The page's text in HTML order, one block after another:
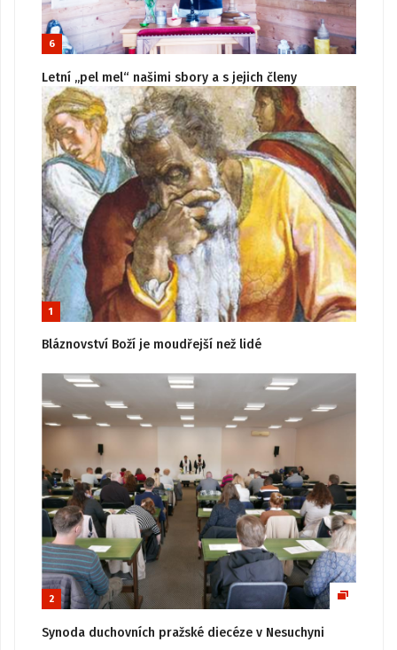
6
Letní „pel mel“ našimi sbory a s jejich členy
1
Bláznovství Boží je moudřejší než lidé
2
Synoda duchovních pražské diecéze v Nesuchyni